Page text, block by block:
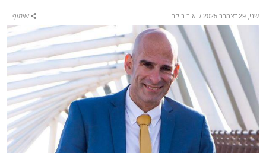
שני, 29 דצמבר 2025 / אור בוקר שיתוף